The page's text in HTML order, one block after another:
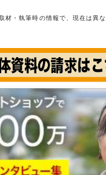
材・執筆時の情報で、現在は異な